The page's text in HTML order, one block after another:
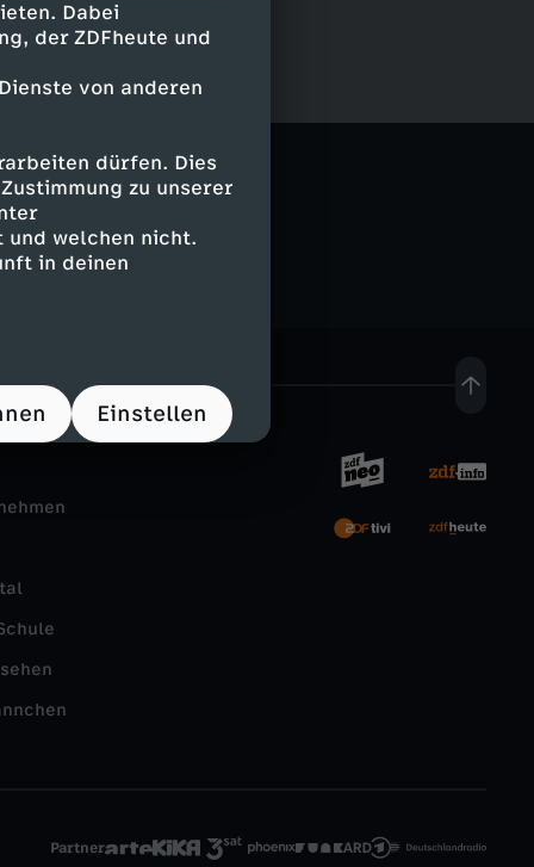
Dabei
der ZDFheute und
von anderen
dürfen. Dies
zu unserer
und welchen nicht.
in deinen
Einstellen
Partner